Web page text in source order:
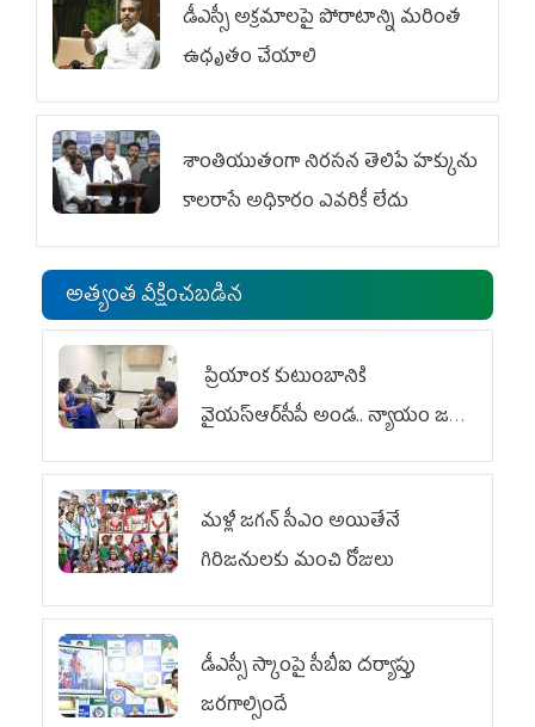
డీఎస్సీ అక్రమాలపై పోరాటాన్ని మరింత
ఉధృతం చేయాలి
శాంతియుతంగా నిరసన తెలిపే హక్కును
కాలరాసే అధికారం ఎవరికీ లేదు
అత్యంత వీక్షించబడిన
ప్రియాంక కుటుంబానికి
వైయ‌స్ఆర్‌సీపీ అండ.. న్యాయం జరిగే
వరకు పోరాటం
మళ్లీ జగన్ సీఎం అయితేనే
గిరిజనులకు మంచి రోజులు
డీఎస్సీ స్కాంపై సీబీఐ దర్యాప్తు
జరగాల్సిందే